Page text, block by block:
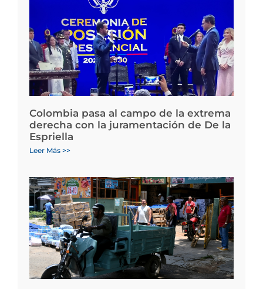
Colombia pasa al campo de la extrema
derecha con la juramentación de De la
Espriella
Leer Más >>